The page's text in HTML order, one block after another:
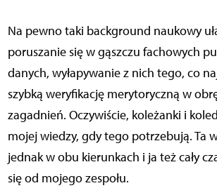
Na pewno taki background naukowy
poruszanie się w gąszczu fachowych
danych, wyłapywanie z nich tego, co
szybką weryfikację merytoryczną w
zagadnień. Oczywiście, koleżanki i
mojej wiedzy, gdy tego potrzebują. Ta
jednak w obu kierunkach i ja też cały
się od mojego zespołu.